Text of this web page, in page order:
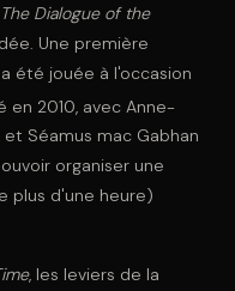
The Dialogue of the
Une première
été jouée à l'occasion
en 2010, avec Anne-
Séamus mac Gabhan
organiser une
plus d'une heure)
, les leviers de la